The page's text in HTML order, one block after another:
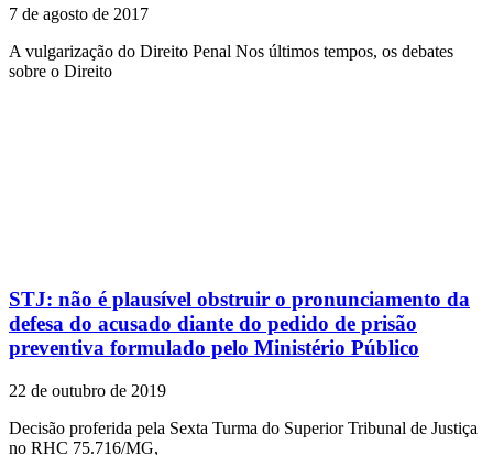
7 de agosto de 2017
A vulgarização do Direito Penal Nos últimos tempos, os debates
sobre o Direito
STJ: não é plausível obstruir o pronunciamento da
defesa do acusado diante do pedido de prisão
preventiva formulado pelo Ministério Público
22 de outubro de 2019
Decisão proferida pela Sexta Turma do Superior Tribunal de Justiça
no RHC 75.716/MG,